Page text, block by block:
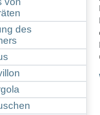
des